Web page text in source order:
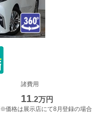
諸費用
11.2万円
※価格は展示店にて8月登録の場合